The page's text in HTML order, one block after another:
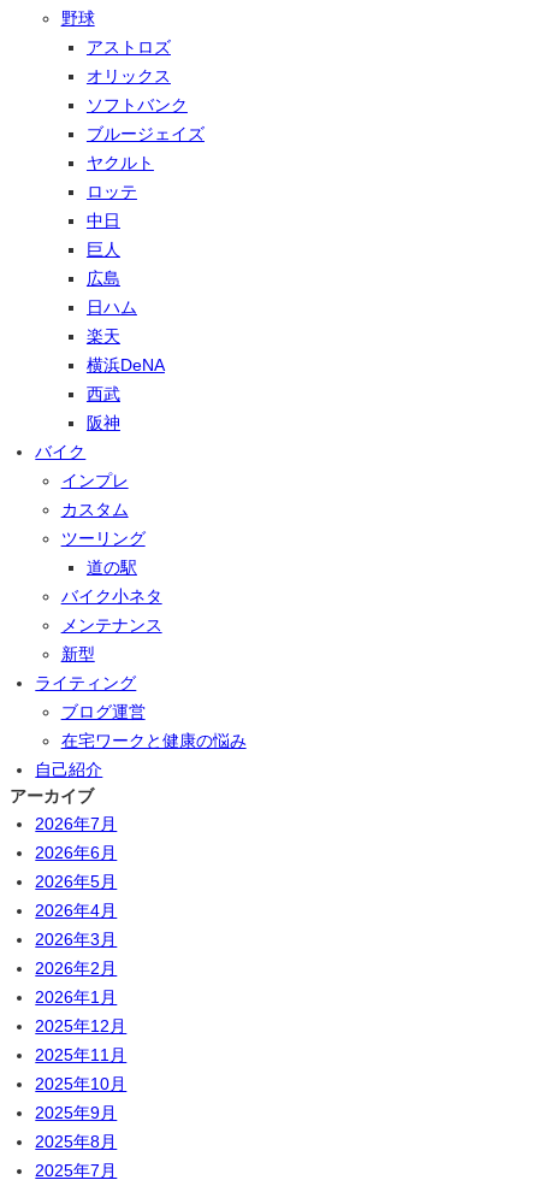
野球
アストロズ
オリックス
ソフトバンク
ブルージェイズ
ヤクルト
ロッテ
中日
巨人
広島
日ハム
楽天
横浜DeNA
西武
阪神
バイク
インプレ
カスタム
ツーリング
道の駅
バイク小ネタ
メンテナンス
新型
ライティング
ブログ運営
在宅ワークと健康の悩み
自己紹介
アーカイブ
2026年7月
2026年6月
2026年5月
2026年4月
2026年3月
2026年2月
2026年1月
2025年12月
2025年11月
2025年10月
2025年9月
2025年8月
2025年7月